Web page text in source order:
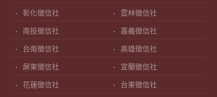
彰化徵信社 雲林徵信社
南投徵信社 嘉義徵信社
台南徵信社 高雄徵信社
屏東徵信社 宜蘭徵信社
花蓮徵信社 台東徵信社